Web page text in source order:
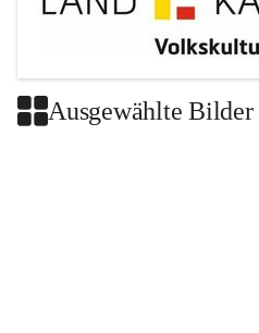
Ausgewählte Bilder